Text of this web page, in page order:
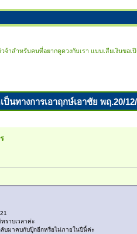
จ้าสำหรับคนที่อยากดูดวงกับเรา แบบเสียเงินขอเ
ทางการเอาฤกษ์เอาชัย พฤ.20/
ราบเวลาค่ะ
ลับมาคบกับปุ๊กอีกหรือไม่ภายในปีนี้ค่ะ